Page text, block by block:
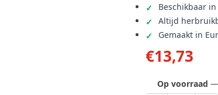
Beschikbaar
Altijd
Gemaakt in
€13,73
Op voorraad —